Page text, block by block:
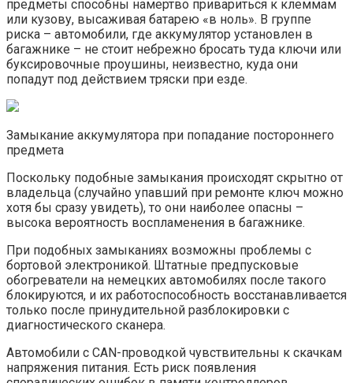
предметы способны намертво привариться к клеммам
или кузову, высаживая батарею «в ноль». В группе
риска – автомобили, где аккумулятор установлен в
багажнике – не стоит небрежно бросать туда ключи или
буксировочные проушины, неизвестно, куда они
попадут под действием тряски при езде.
Замыкание аккумулятора при попадание постороннего
предмета
Поскольку подобные замыкания происходят скрытно от
владельца (случайно упавший при ремонте ключ можно
хотя бы сразу увидеть), то они наиболее опасны –
высока вероятность воспламенения в багажнике.
При подобных замыканиях возможны проблемы с
бортовой электроникой. Штатные предпусковые
обогреватели на немецких автомобилях после такого
блокируются, и их работоспособность восстанавливается
только после принудительной разблокировки с
диагностического сканера.
Автомобили с CAN-проводкой чувствительны к скачкам
напряжения питания. Есть риск появления